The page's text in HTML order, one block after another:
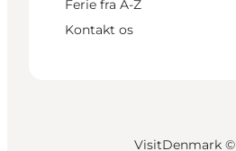
Ferie fra A-Z
Kontakt os
VisitDenmark ©